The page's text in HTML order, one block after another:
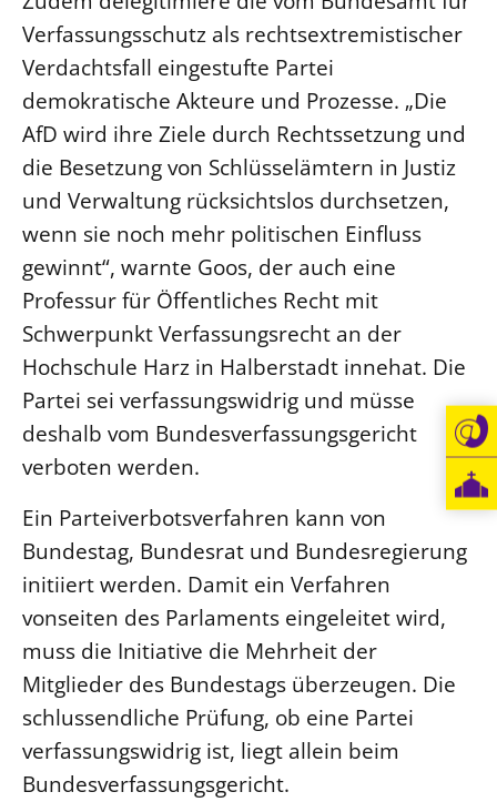
Verfassungsschutz als rechtsextremistischer
Verdachtsfall eingestufte Partei
demokratische Akteure und Prozesse. „Die
AfD wird ihre Ziele durch Rechtssetzung und
die Besetzung von Schlüsselämtern in Justiz
und Verwaltung rücksichtslos durchsetzen,
wenn sie noch mehr politischen Einfluss
gewinnt“, warnte Goos, der auch eine
Professur für Öffentliches Recht mit
Schwerpunkt Verfassungsrecht an der
Hochschule Harz in Halberstadt innehat. Die
Partei sei verfassungswidrig und müsse
deshalb vom Bundesverfassungsgericht
verboten werden.
Ein Parteiverbotsverfahren kann von
Bundestag, Bundesrat und Bundesregierung
initiiert werden. Damit ein Verfahren
vonseiten des Parlaments eingeleitet wird,
muss die Initiative die Mehrheit der
Mitglieder des Bundestags überzeugen. Die
schlussendliche Prüfung, ob eine Partei
verfassungswidrig ist, liegt allein beim
Bundesverfassungsgericht.
Öffentlichkeitsarbeit
Personalausschuss
Projektmanagement
Recht
Terminstundenplaner